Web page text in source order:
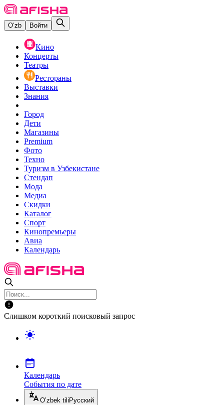
O‘zb Войти
Кино
Концерты
Театры
Рестораны
Выставки
Знания
Город
Дети
Магазины
Premium
Фото
Техно
Туризм в Узбекистане
Стендап
Мода
Медиа
Скидки
Каталог
Спорт
Кинопремьеры
Авиа
Календарь
Слишком короткий поисковый запрос
Календарь
События по дате
O’zbek tili Русский